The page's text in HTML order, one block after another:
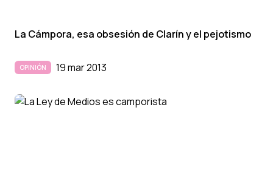
La Cámpora, esa obsesión de Clarí­n y el pejotismo
OPINIÓN 19 mar 2013